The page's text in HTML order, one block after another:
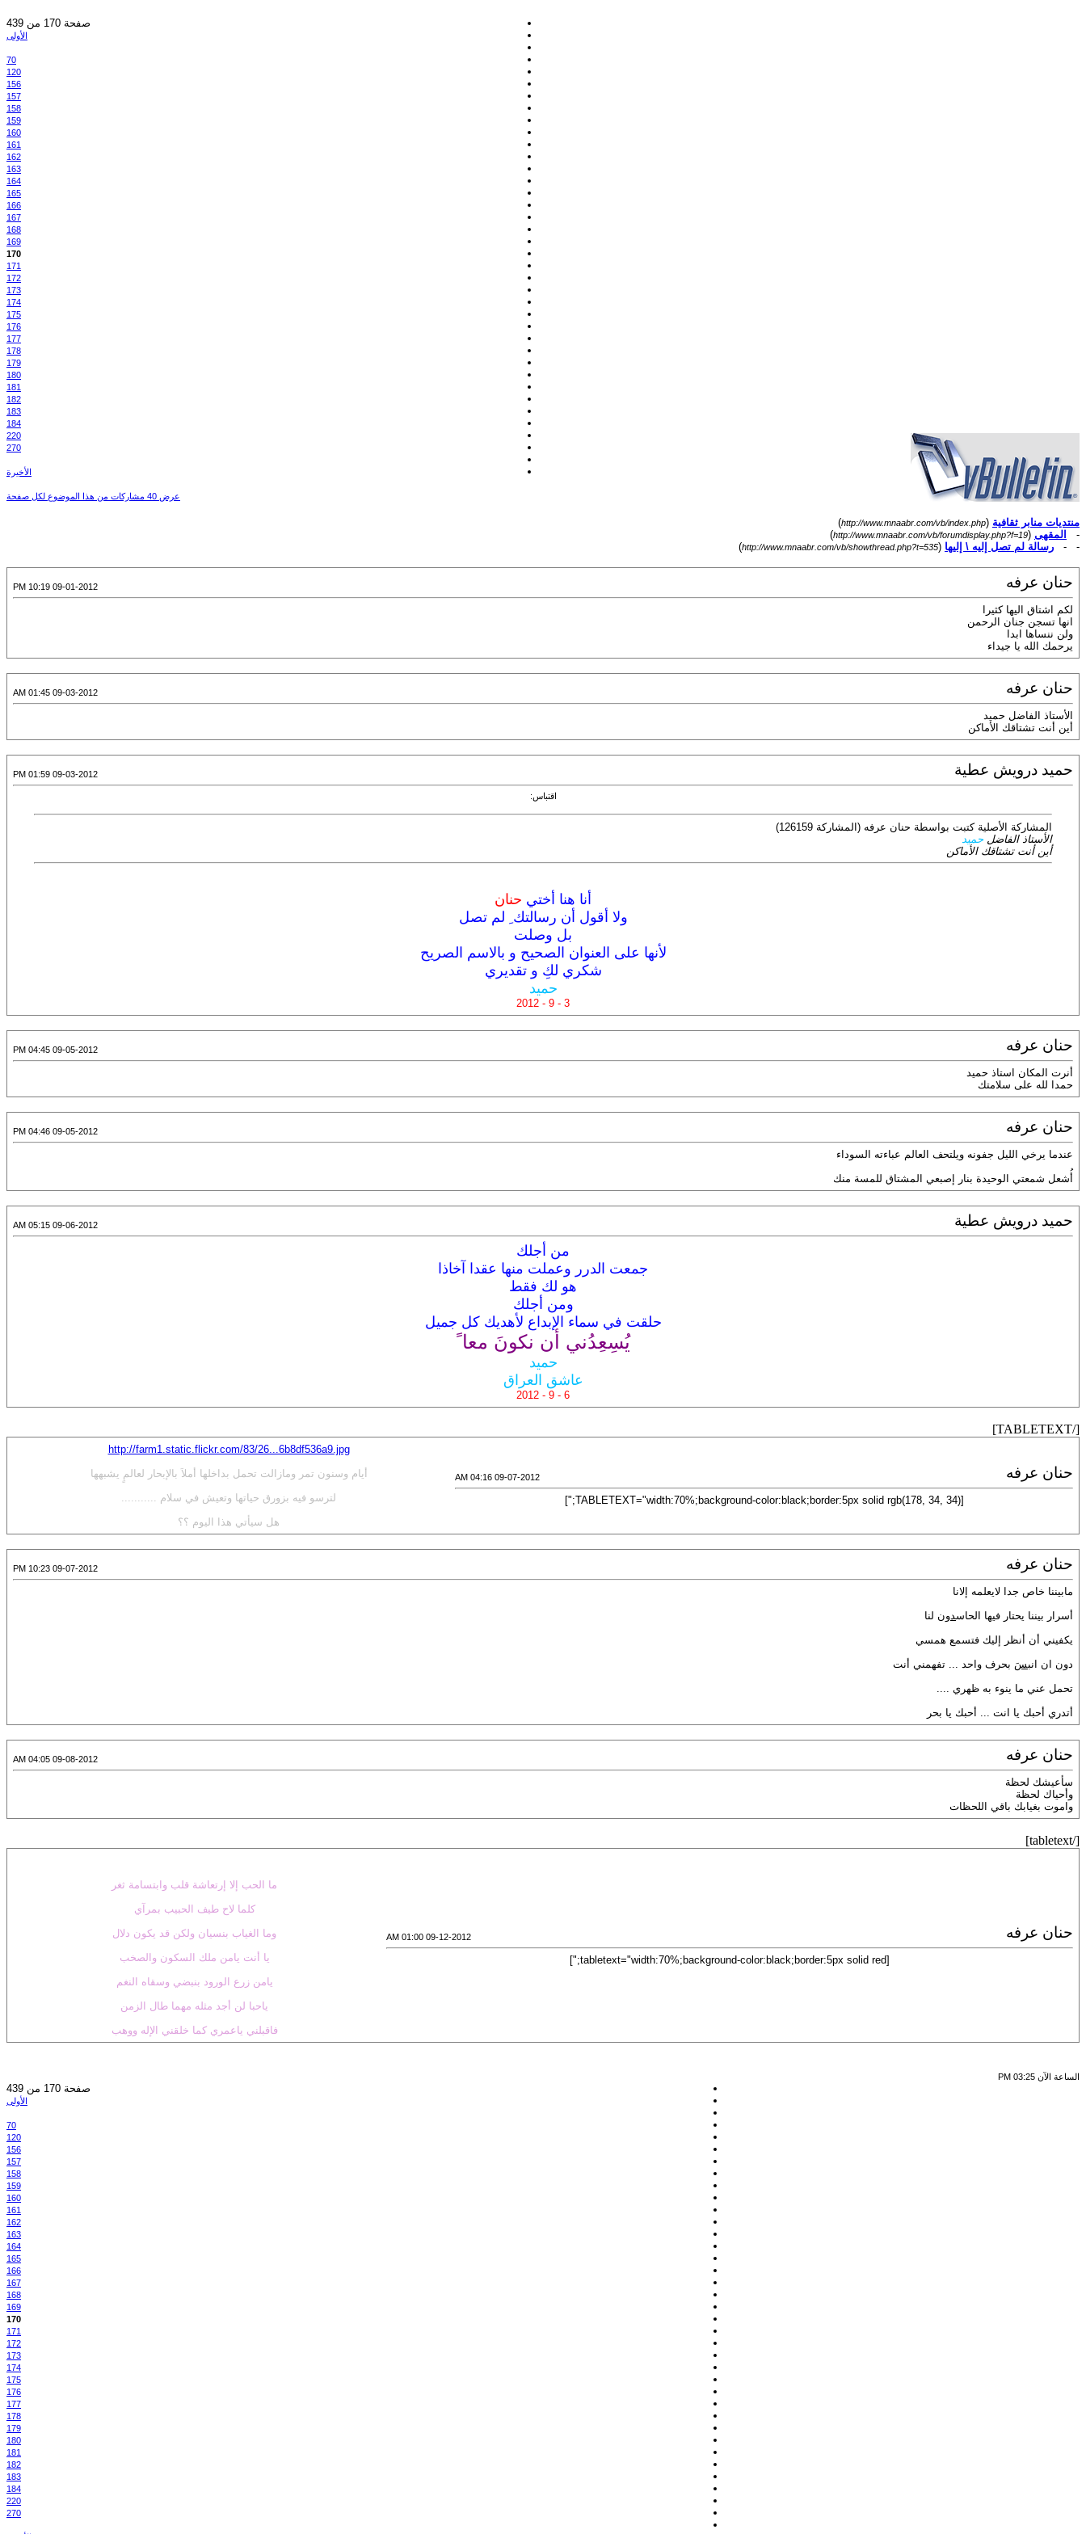
صفحة 170 من 439
الأولى
70
120
156
157
158
159
160
161
162
163
164
165
166
167
168
169
170
171
172
173
174
175
176
177
178
179
180
181
182
183
184
220
270
الأخيرة
عرض 40 مشاركات من هذا الموضوع لكل صفحة
منتديات منابر ثقافية (
http://www.mnaabr.com/vb/index.php
)
-
المقهى (
http://www.mnaabr.com/vb/forumdisplay.php?f=19
)
- - رسالة لم تصل إليه \ إليها (
http://www.mnaabr.com/vb/showthread.php?t=535
)
حنان عرفه 09-01-2012 10:19 PM
لكم اشتاق اليها كثيرا
انها تسجن جنان الرحمن
ولن ننساها ابدا
يرحمك الله يا جيداء
حنان عرفه 09-03-2012 01:45 AM
الأستاذ الفاضل حميد
أين أنت تشتاقك الأماكن
حميد درويش عطية 09-03-2012 01:59 PM
اقتباس:
المشاركة الأصلية كتبت بواسطة حنان عرفه (المشاركة 126159)
الأستاذ الفاضلحميد
أين أنت تشتاقك الأماكن
أنا هنا أختي حنان
ولا أقول أن رسالتك ِ لم تصل
بل وصلت
لأنها على العنوان الصحيح و بالاسم الصريح
شكري لكِ و تقديري
حميد
3 - 9 - 2012
حنان عرفه 09-05-2012 04:45 PM
أنرت المكان استاذ حميد
حمدا لله على سلامتك
حنان عرفه 09-05-2012 04:46 PM
عندما يرخي الليل جفونه ويلتحف العالم عباءته السوداء
أُشعل شمعتي الوحيدة بنار إصبعي المشتاق للمسة منك
حميد درويش عطية 09-06-2012 05:15 AM
من أجلك
جمعت الدرر وعملت منها عقدا آخاذا
هو لك فقط
ومن أجلك
حلقت في سماء الإبداع لأهديك كل جميل
يُسِعِدُني أن نكونَ معا ً
حميد
عاشق العراق
6 - 9 - 2012
[/TABLETEXT]
حنان عرفه 09-07-2012 04:16 AM
[TABLETEXT="width:70%;background-color:black;border:5px solid rgb(178, 34, 34);"]
http://farm1.static.flickr.com/83/26...6b8df536a9.jpg
أيام وسنون تمر ومازالت تحمل بداخلها أملاَ بالإبحار لعالمٍ يشبهها
لترسو فيه بزورق حياتها وتعيش في سلام ...........
هل سيأتي هذا اليوم ؟؟
حنان عرفه 09-07-2012 10:23 PM
مابيننا خاص جدا لايعلمه إلانا
أسرار بيننا يحتار فيها الحاسدون لنا
يكفيني أن أنظر إليك فتسمع همسي
دون ان انبسَ بحرف واحد ... تفهمني أنت
تحمل عني ما ينوء به ظهري ....
أتدري أحبك يا انت ... أحبك يا بحر
حنان عرفه 09-08-2012 04:05 AM
سأعيشك لحظة
وأحياك لحظة
واموت بغيابك باقي اللحظات
[/tabletext]
حنان عرفه 09-12-2012 01:00 AM
[tabletext="width:70%;background-color:black;border:5px solid red;"]
ما الحب إلا إرتعاشة قلب وابتسامة ثغر
كلما لاح طيف الحبيب بمرآي
وما الغياب بنسيان ولكن قد يكون دلال
يا أنت يامن ملك السكون والصخب
يامن زرع الورود بنبضي وسقاه النغم
ياحبا لن أجد مثله مهما طال الزمن
فاقبلني ياعمري كما خلقني الإله ووهب
الساعة الآن 03:25 PM
صفحة 170 من 439
الأولى
70
120
156
157
158
159
160
161
162
163
164
165
166
167
168
169
170
171
172
173
174
175
176
177
178
179
180
181
182
183
184
220
270